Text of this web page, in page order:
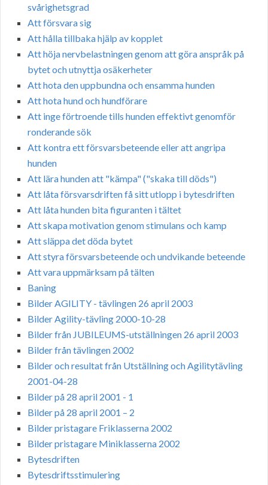
svårighetsgrad
Att försvara sig
Att hålla tillbaka hjälp av kopplet
Att höja nervbelastningen genom att göra anspråk på
bytet och utnyttja osäkerheter
Att hota den uppbundna och ensamma hunden
Att hota hund och hundförare
Att inge förtroende tills hunden effektivt genomför
ronderande sök
Att kontra ett försvarsbeteende eller att angripa
hunden
Att lära hunden att "kämpa" ("skaka till döds")
Att låta försvarsdriften få sitt utlopp i bytesdriften
Att låta hunden bita figuranten i tältet
Att skapa motivation genom stimulans och kamp
Att släppa det döda bytet
Att styra försvarsbeteende och undvikande beteende
Att vara uppmärksam på tälten
Baning
Bilder AGILITY - tävlingen 26 april 2003
Bilder Agility-tävling 2000-10-28
Bilder från JUBILEUMS-utställningen 26 april 2003
Bilder från tävlingen 2002
Bilder och resultat från Utställning och Agilitytävling
2001-04-28
Bilder på 28 april 2001 - 1
Bilder på 28 april 2001 – 2
Bilder pristagare Friklasserna 2002
Bilder pristagare Miniklasserna 2002
Bytesdriften
Bytesdriftsstimulering